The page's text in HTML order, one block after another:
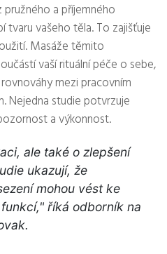
a příjemného
tvaru vašeho těla. To zajišťuje
Masáže těmito
vaší rituální péče o sebe,
mezi pracovním
Nejedna studie potvrzuje
a výkonnost.
ale také o zlepšení
ukazují, že
mohou vést ke
říká odborník na